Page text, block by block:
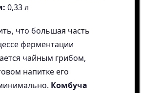
0,33 л
что большая часть
ферментации
чайным грибом,
напитке его
Комбуча